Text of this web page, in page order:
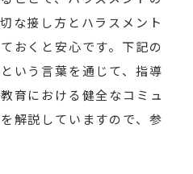
な接し方とハラスメント
おくと安心です。下記の
いう言葉を通じて、指導
育における健全なコミュ
解説していますので、参